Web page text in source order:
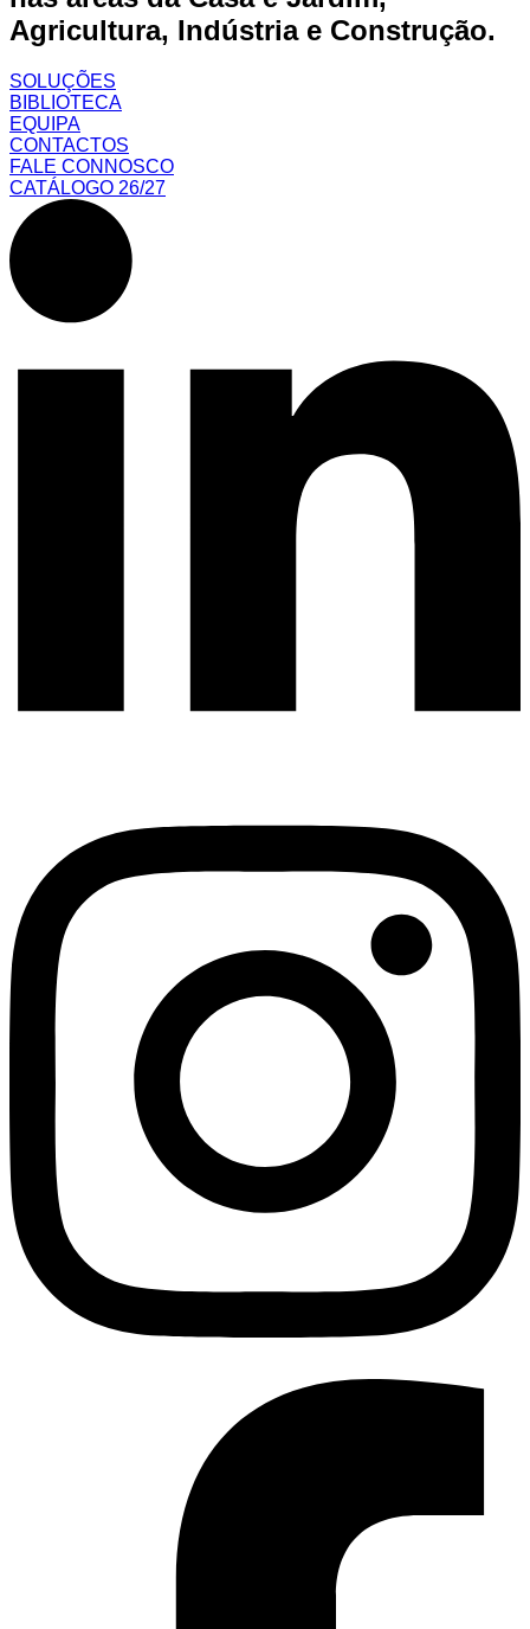
Agricultura, Indústria e Construção.
SOLUÇÕES
BIBLIOTECA
EQUIPA
CONTACTOS
FALE CONNOSCO
CATÁLOGO 26/27